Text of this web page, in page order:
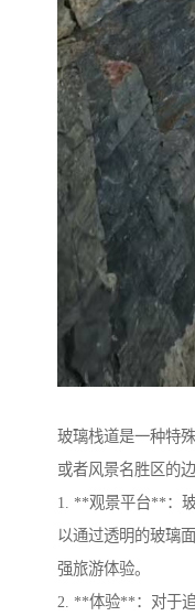
玻璃栈道是一种特
或者风景名胜区的
1. **观景平台**：
以通过透明的玻璃
强旅游体验。
2. **体验**：对于